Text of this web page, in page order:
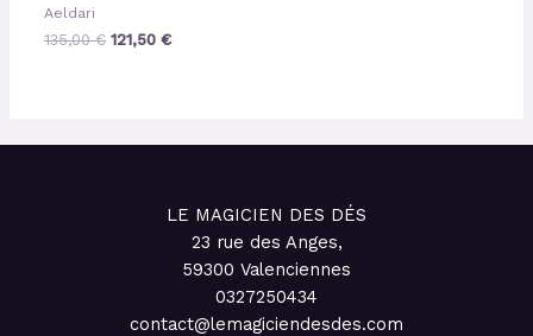
Aeldari
135,00€ 121,50€
LE MAGICIEN DES DÉS
23 rue des Anges,
59300 Valenciennes
0327250434
contact@lemagiciendesdes.com